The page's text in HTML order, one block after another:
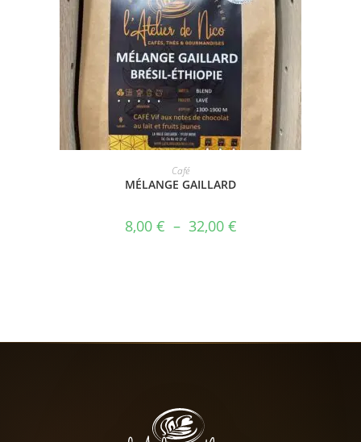
CHOIX DES OPTIONS
Café
MÉLANGE GAILLARD
8,00 € – 32,00 €